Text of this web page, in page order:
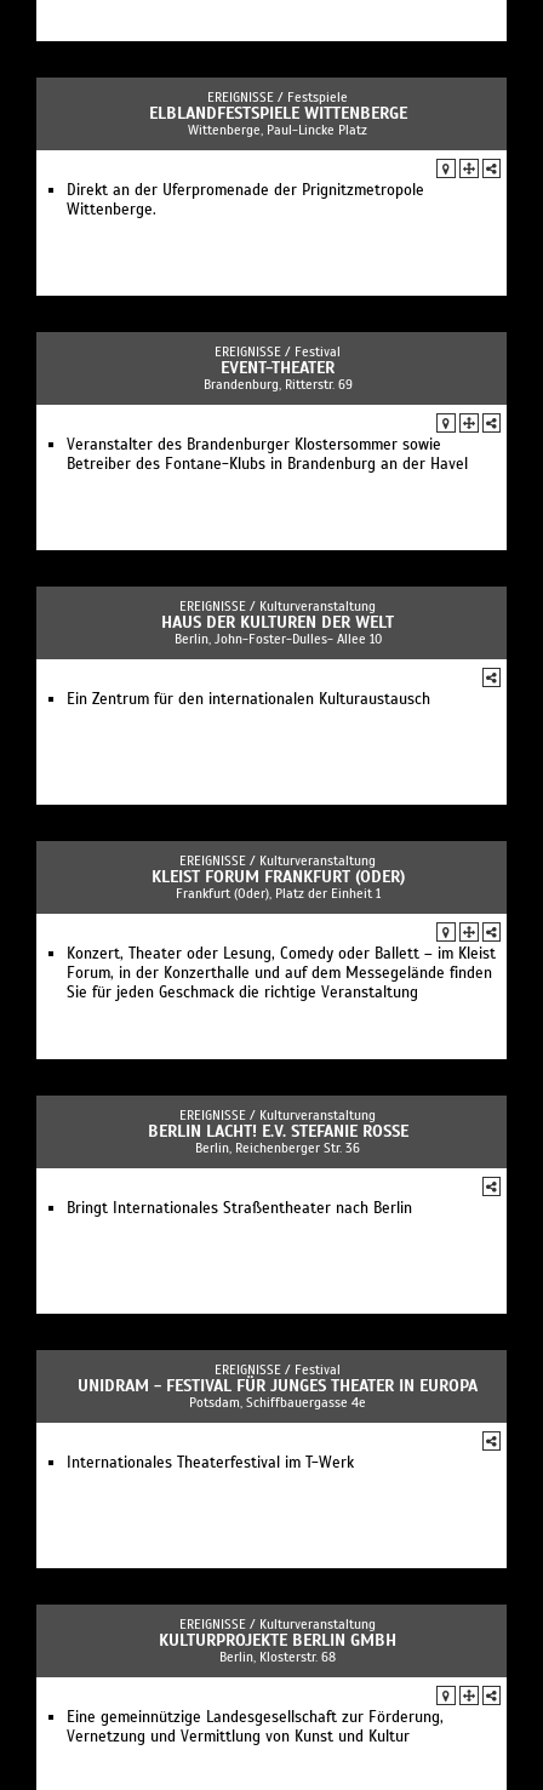
EREIGNISSE / Festspiele
ELBLANDFESTSPIELE WITTENBERGE
Wittenberge, Paul-Lincke Platz
Direkt an der Uferpromenade der Prignitzmetropole
Wittenberge.
EREIGNISSE / Festival
EVENT-THEATER
Brandenburg, Ritterstr. 69
Veranstalter des Brandenburger Klostersommer sowie
Betreiber des Fontane-Klubs in Brandenburg an der Havel
EREIGNISSE / Kulturveranstaltung
HAUS DER KULTUREN DER WELT
Berlin, John-Foster-Dulles- Allee 10
Ein Zentrum für den internationalen Kulturaustausch
EREIGNISSE / Kulturveranstaltung
KLEIST FORUM FRANKFURT (ODER)
Frankfurt (Oder), Platz der Einheit 1
Konzert, Theater oder Lesung, Comedy oder Ballett – im Kleist
Forum, in der Konzerthalle und auf dem Messegelände finden
Sie für jeden Geschmack die richtige Veranstaltung
EREIGNISSE / Kulturveranstaltung
BERLIN LACHT! E.V. STEFANIE ROSSE
Berlin, Reichenberger Str. 36
Bringt Internationales Straßentheater nach Berlin
EREIGNISSE / Festival
UNIDRAM - FESTIVAL FÜR JUNGES THEATER IN EUROPA
Potsdam, Schiffbauergasse 4e
Internationales Theaterfestival im T-Werk
EREIGNISSE / Kulturveranstaltung
KULTURPROJEKTE BERLIN GMBH
Berlin, Klosterstr. 68
Eine gemeinnützige Landesgesellschaft zur Förderung,
Vernetzung und Vermittlung von Kunst und Kultur